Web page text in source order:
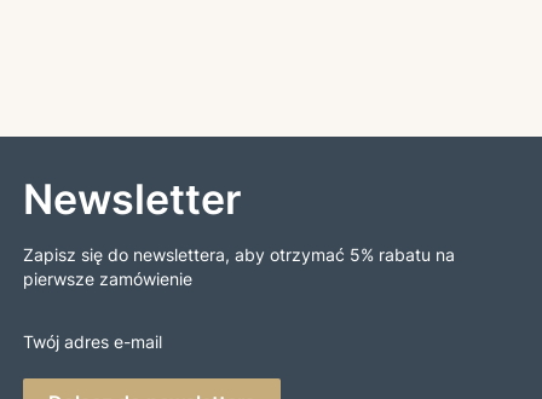
Newsletter
Zapisz się do newslettera, aby otrzymać 5% rabatu na
pierwsze zamówienie
Twój adres e-mail